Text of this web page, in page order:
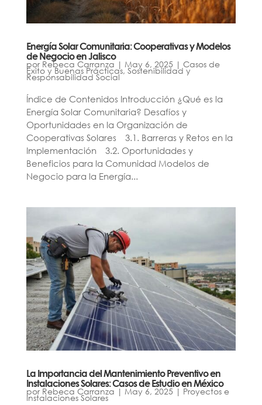
Energía Solar Comunitaria: Cooperativas y Modelos
de Negocio en Jalisco
por Rebeca Carranza | May 6, 2025 | Casos de
Éxito y Buenas Prácticas,Sostenibilidad y
Responsabilidad Social
Índice de Contenidos Introducción ¿Qué es la
Energía Solar Comunitaria? Desafíos y
Oportunidades en la Organización de
Cooperativas Solares 3.1. Barreras y Retos en la
Implementación 3.2. Oportunidades y
Beneficios para la Comunidad Modelos de
Negocio para la Energía...
La Importancia del Mantenimiento Preventivo en
Instalaciones Solares: Casos de Estudio en México
por Rebeca Carranza | May 6, 2025 | Proyectos e
Instalaciones Solares